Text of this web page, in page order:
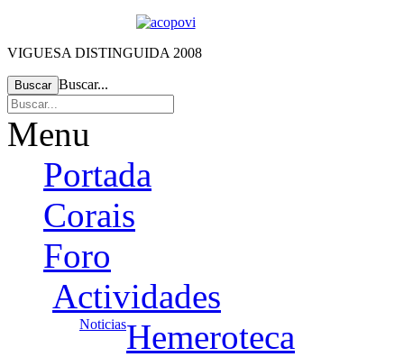
VIGUESA DISTINGUIDA 2008
Buscar Buscar...
Menu
Portada
Corais
Foro
Actividades
NoticiasHemeroteca